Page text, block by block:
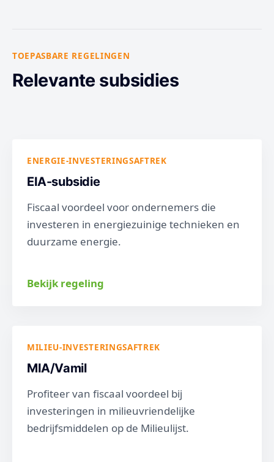
TOEPASBARE REGELINGEN
Relevante subsidies
ENERGIE-INVESTERINGSAFTREK
EIA-subsidie
Fiscaal voordeel voor ondernemers die
investeren in energiezuinige technieken en
duurzame energie.
Bekijk regeling
MILIEU-INVESTERINGSAFTREK
MIA/Vamil
Profiteer van fiscaal voordeel bij
investeringen in milieuvriendelijke
bedrijfsmiddelen op de Milieulijst.